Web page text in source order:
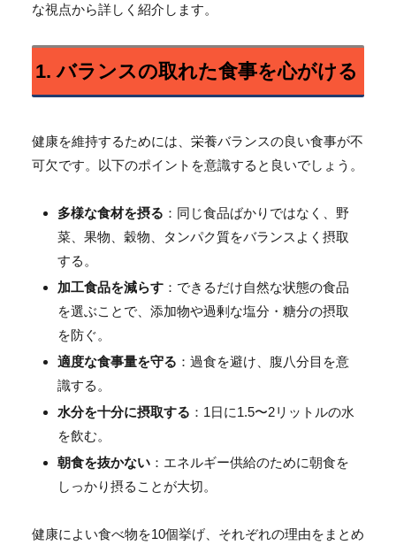
な視点から詳しく紹介します。
1. バランスの取れた食事を心がける
健康を維持するためには、栄養バランスの良い食事が不
可欠です。以下のポイントを意識すると良いでしょう。
多様な食材を摂る ：同じ食品ばかりではなく、野
菜、果物、穀物、タンパク質をバランスよく摂取
する。
加工食品を減らす ：できるだけ自然な状態の食品
を選ぶことで、添加物や過剰な塩分・糖分の摂取
を防ぐ。
適度な食事量を守る ：過食を避け、腹八分目を意
識する。
水分を十分に摂取する ：1日に1.5〜2リットルの水
を飲む。
朝食を抜かない ：エネルギー供給のために朝食を
しっかり摂ることが大切。
健康によい食べ物を10個挙げ、それぞれの理由をまとめ